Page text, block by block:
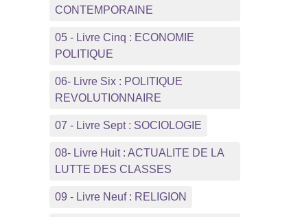
CONTEMPORAINE
05 - Livre Cinq : ECONOMIE
POLITIQUE
06- Livre Six : POLITIQUE
REVOLUTIONNAIRE
07 - Livre Sept : SOCIOLOGIE
08- Livre Huit : ACTUALITE DE LA
LUTTE DES CLASSES
09 - Livre Neuf : RELIGION